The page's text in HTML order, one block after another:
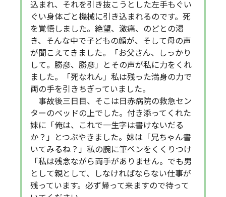
込まれ、それを引き抜こうとした左手もぐい
ぐい身体ごと機械に引き込まれるのです。死
を覚悟しました。絶望、激痛、のどとの渇
き、そんな中で子どもの顔が、そして母の声
が聞こえてきました。「お父さん、しっかり
して。勝彦、勝彦」とその声が私に力をくれ
ました。「死なれん」私は残った満身の力で
両の手を引きちぎっていました。
事故後三日目、そこは日赤病院の救急セン
ターのベッドの上でした。付き添ってくれた
妹に「俺は、これで一生字は書けないだる
か？」とつぶやきました。妹は「兄ちゃん書
いてみるね？」私の腕に筆ペンをくくりつけ
「私は残念ながら両手がありません。でも男
として親として、しなければならない仕事が
残っています。必ず帰って来ますので待って